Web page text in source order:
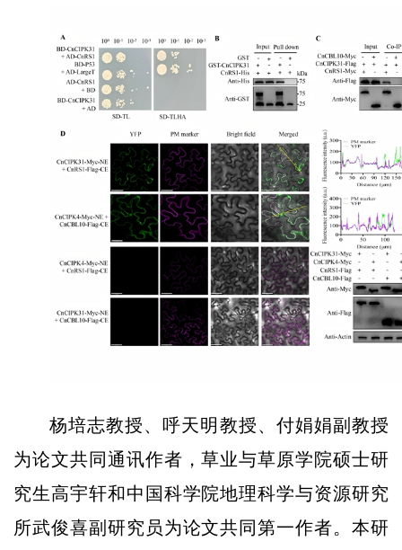
杨培志教授、呼天明教授、付娟娟副教授
为论文共同通讯作者，草业与草原学院硕士研
究生高宇轩和中国科学院地理科学与资源研究
所武俊喜副研究员为论文共同第一作者。本研